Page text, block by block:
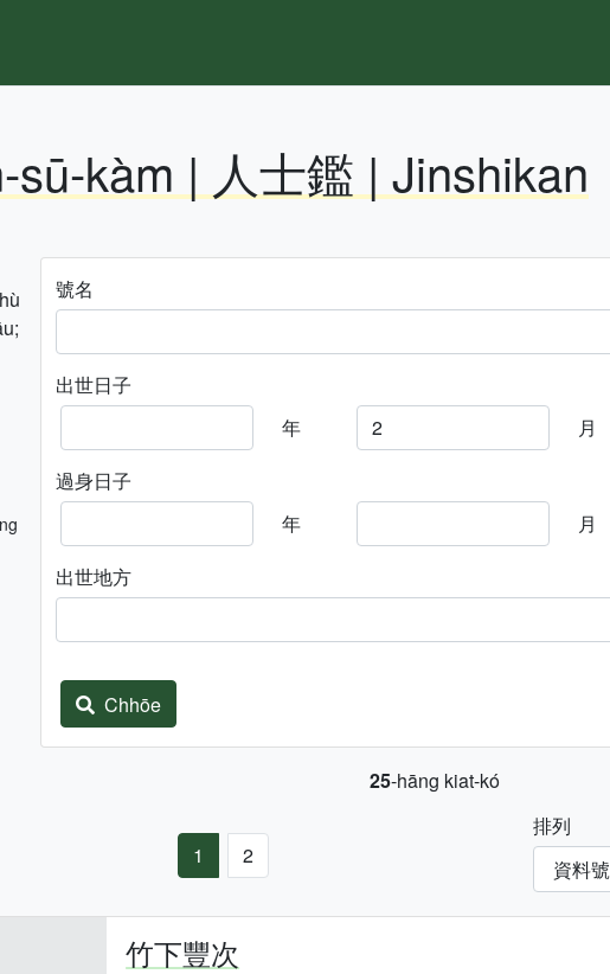
sū-kàm | 人士鑑 | Jinshikan
號名
出世日子
年
月
過身日子
年
月
出世地方
Chhōe
25-hāng kiat-kó
1 2
排列
竹下豐次